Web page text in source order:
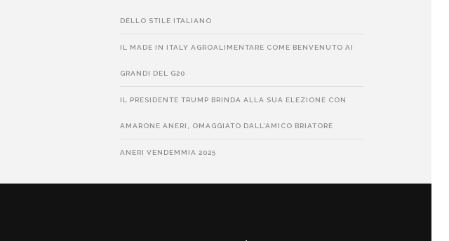
DELLO STILE ITALIANO
IL MADE IN ITALY AGROALIMENTARE COME BENVENUTO AI
GRANDI DEL G20
IL PRESIDENTE TRUMP BRINDA ALLA SUA ELEZIONE CON
AMARONE ANERI, OMAGGIATO DALL’AMICO BRIATORE
ANERI VENDEMMIA 2025